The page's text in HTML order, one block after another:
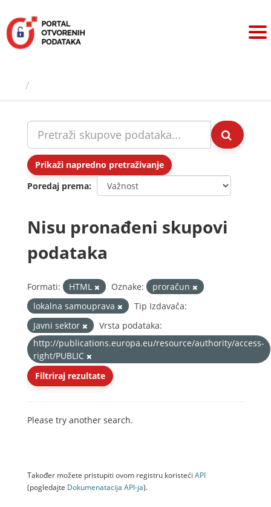
sadržaj
Prikaži napredno pretraživanje
Poredaj prema
Nisu pronađeni skupovi
podataka
Formati: HTML Oznake:
proračun
lokalna samouprava
Tip Izdavača:
Javni sektor
Vrsta podataka:
http://publications.europa.eu/resource/authority/access-
right/PUBLIC
Filtriraj rezultate
Please try another search.
Također možete pristupiti ovom registru koristeći API
(pogledajte Dokumenаtаcijа API-jа).